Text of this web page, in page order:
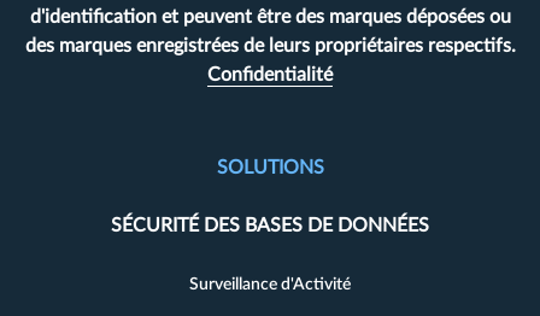
d'identification et peuvent être des marques déposées ou
des marques enregistrées de leurs propriétaires respectifs.
Confidentialité
SOLUTIONS
SÉCURITÉ DES BASES DE DONNÉES
Surveillance d'Activité